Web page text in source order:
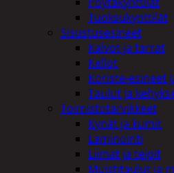
Tuoksukynttilät
Sisustusesineet
Kalvot ja tarrat
Kellot
Koriste-esineet
Taulut ja
Toimistotarvikkeet
Kynät ja kumit
Laminointi
Liimat ja teipit
Muistitaulut ja